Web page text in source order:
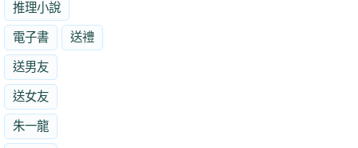
推理小說
電子書 送禮
送男友
送女友
朱一龍